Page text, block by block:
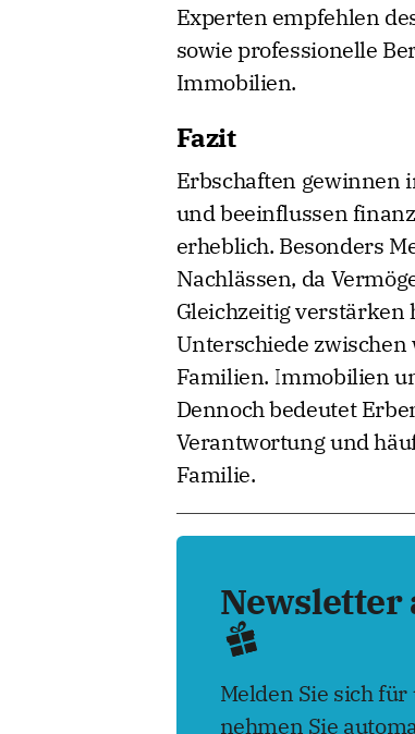
Experten empfehlen
sowie professionelle
Immobilien.
Fazit
Erbschaften gewinnen
und beeinflussen
erheblich. Besonders
Nachlässen, da
Gleichzeitig verstärken
Unterschiede
Familien. Immobilien
Dennoch bedeutet
Verantwortung und
Familie.
Newsletter
Melden Sie sich
nehmen Sie